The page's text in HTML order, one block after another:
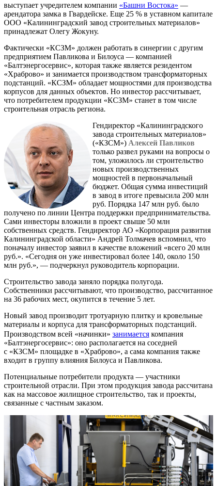
выступает учредителем компании «Башни Востока» —
арендатора замка в Гвардейске. Еще 25 % в уставном капитале
ООО «Калининградский завод строительных материалов»
принадлежат Олегу Жокуну.
Фактически «КСЗМ» должен работать в синергии с другим
предприятием Павликова и Билоуса — компанией
«Балтэнергосервис», которая также является резидентом
«Храброво» и занимается производством трансформаторных
подстанций. «КСЗМ» обладает мощностями для производства
корпусов для данных объектов. Но инвестор рассчитывает,
что потребителем продукции «КСЗМ» станет в том числе
строительная отрасль региона.
Гендиректор «Калининградского
завода строительных материалов»
(«КЗСМ») Алексей Павликов
только развел руками на вопросы о
том, уложилось ли строительство
новых производственных
мощностей в первоначальный
бюджет. Общая сумма инвестиций
в завод в итоге превысила 200 млн
руб. Порядка 147 млн руб. было
получено по линии Центра поддержки предпринимательства.
Сами инвесторы вложили в проект свыше 50 млн
собственных средств. Гендиректор АО «Корпорация развития
Калининградской области» Андрей Толмачев вспомнил, что
поначалу инвестор заявил в качестве вложений «всего 20 млн
руб.». «Сегодня он уже инвестировал более 140, около 150
млн руб.», — подчеркнул руководитель корпорации.
Строительство завода заняло порядка полугода.
Собственники рассчитывают, что производство, рассчитанное
на 36 рабочих мест, окупится в течение 5 лет.
Новый завод производит тротуарную плитку и кровельные
материалы и корпуса для трансформаторных подстанций.
Производством всей «начинки» занимается компания
«Балтэнергосервис»: оно располагается на соседней
с «КЗСМ» площадке в «Храброво», а сама компания также
входит в группу влияния Билоуса и Павликова.
Потенциальные потребители продукта — участники
строительной отрасли. При этом продукция завода рассчитана
как на массовое жилищное строительство, так и проекты,
связанные с частным заказом.